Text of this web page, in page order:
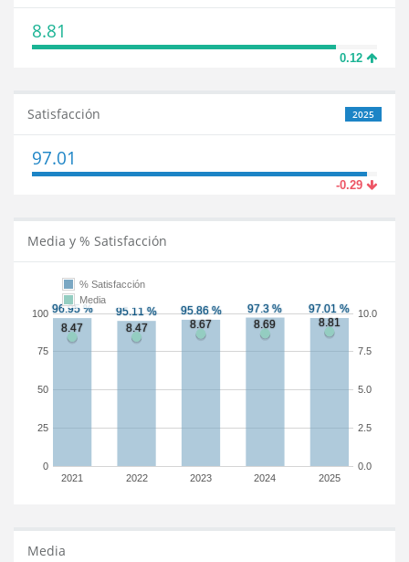
8.81
0.12
2025
Satisfacción
97.01
-0.29
Media y % Satisfacción
2021 2022 2023 2024 2025
0
25
50
75
100
0.0
2.5
5.0
7.5
10.0
% Satisfacción
Media
Media